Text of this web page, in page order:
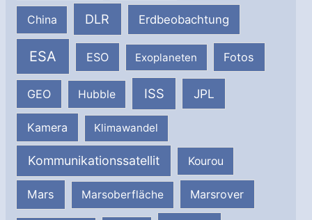
China DLR Erdbeobachtung
ESA ESO Exoplaneten Fotos
GEO Hubble ISS JPL
Kamera Klimawandel
Kommunikationssatellit Kourou
Mars Marsoberfläche Marsrover